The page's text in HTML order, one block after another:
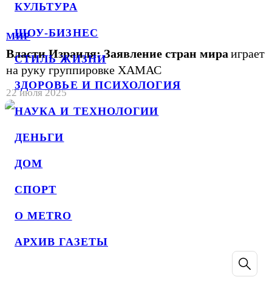
КУЛЬТУРА
ШОУ-БИЗНЕС
СТИЛЬ ЖИЗНИ
ЗДОРОВЬЕ И ПСИХОЛОГИЯ
НАУКА И ТЕХНОЛОГИИ
ДЕНЬГИ
ДОМ
СПОРТ
О METRO
АРХИВ ГАЗЕТЫ
МИР
Власти Израиля: Заявление стран мира играет
на руку группировке ХАМАС
22 июля 2025